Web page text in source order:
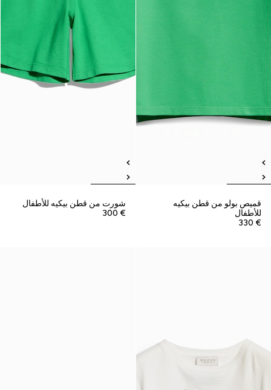
قميص بولو من قطن بيكيه
للأطفال
€ 330
شورت من قطن بيكيه للأطفال
€ 300